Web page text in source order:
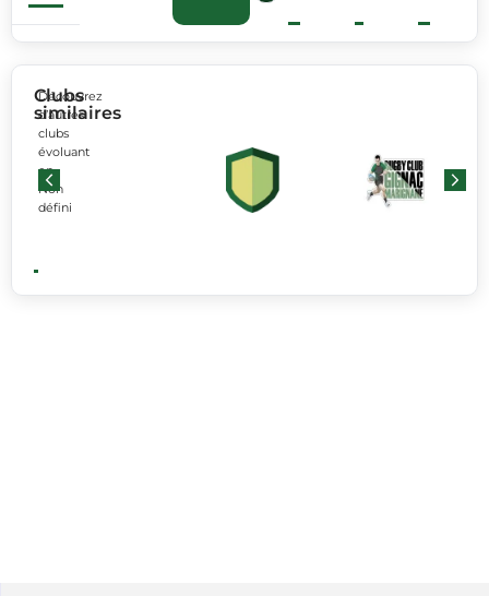
Clubs
similaires
Découvrez
d’autres
clubs
évoluant
en
Non
défini